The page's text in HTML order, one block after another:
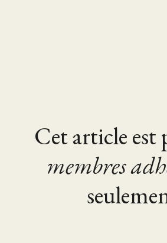
Cet article est
membres